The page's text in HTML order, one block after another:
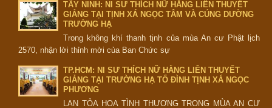
TÂY NINH: NI SƯ THÍCH NỮ HẰNG LIÊN THUYẾT
GIẢNG TẠI TỊNH XÁ NGỌC TÂM VÀ CÚNG DƯỜNG
TRƯỜNG HẠ
Trong không khí thanh tịnh của mùa An cư Phật lịch
2570, nhận lời thỉnh mời của Ban Chức sự
TP.HCM: NI SƯ THÍCH NỮ HẰNG LIÊN THUYẾT
GIẢNG TẠI TRƯỜNG HẠ TỔ ĐÌNH TỊNH XÁ NGỌC
PHƯƠNG
LAN TỎA HOA TÌNH THƯƠNG TRONG MÙA AN CƯ